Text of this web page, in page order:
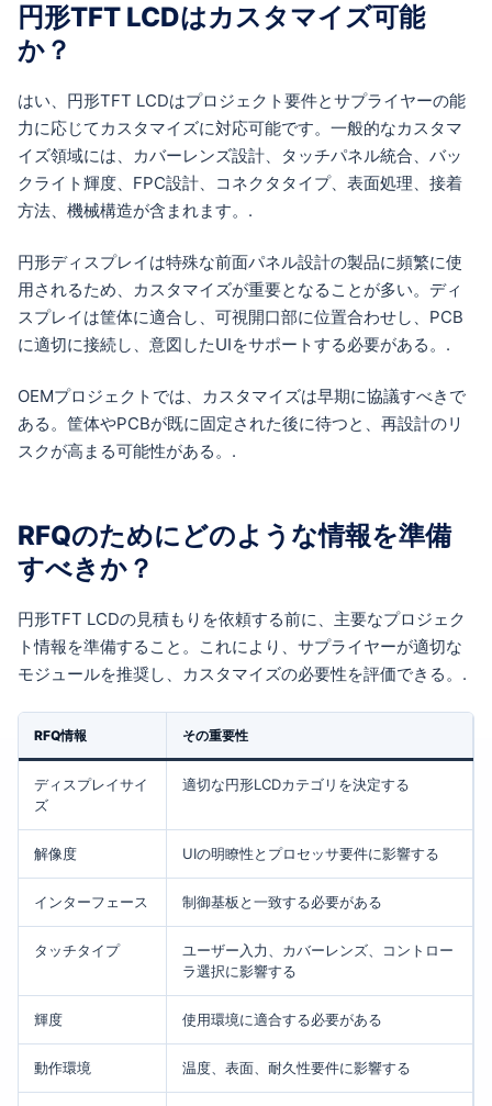
円形TFT LCDはカスタマイズ可能
か？
はい、円形TFT LCDはプロジェクト要件とサプライヤーの能
力に応じてカスタマイズに対応可能です。一般的なカスタマ
イズ領域には、カバーレンズ設計、タッチパネル統合、バッ
クライト輝度、FPC設計、コネクタタイプ、表面処理、接着
方法、機械構造が含まれます。.
円形ディスプレイは特殊な前面パネル設計の製品に頻繁に使
用されるため、カスタマイズが重要となることが多い。ディ
スプレイは筐体に適合し、可視開口部に位置合わせし、PCB
に適切に接続し、意図したUIをサポートする必要がある。.
OEMプロジェクトでは、カスタマイズは早期に協議すべきで
ある。筐体やPCBが既に固定された後に待つと、再設計のリ
スクが高まる可能性がある。.
RFQのためにどのような情報を準備
すべきか？
円形TFT LCDの見積もりを依頼する前に、主要なプロジェク
ト情報を準備すること。これにより、サプライヤーが適切な
モジュールを推奨し、カスタマイズの必要性を評価できる。.
RFQ情報 その重要性
ディスプレイサイ
ズ
適切な円形LCDカテゴリを決定する
解像度 UIの明瞭性とプロセッサ要件に影響する
インターフェース 制御基板と一致する必要がある
タッチタイプ
ユーザー入力、カバーレンズ、コントロー
ラ選択に影響する
輝度 使用環境に適合する必要がある
動作環境 温度、表面、耐久性要件に影響する